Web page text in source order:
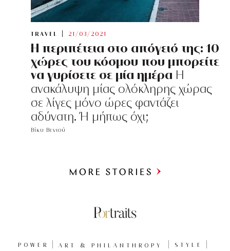
TRAVEL 21/03/2021
Η περιπέτεια στο απόγειό της: 10
χώρες του κόσμου που μπορείτε
να γυρίσετε σε μία ημέρα Η
ανακάλυψη μίας ολόκληρης χώρας
σε λίγες μόνο ώρες φαντάζει
αδύνατη. Ή μήπως όχι;
Βίκυ Βενιού
POWER ART & PHILANTHROPY
STYLE